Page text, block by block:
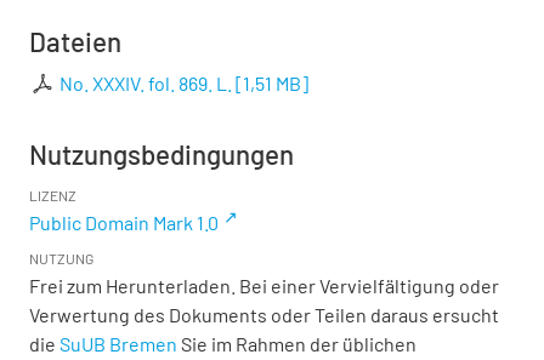
Dateien
No. XXXIV. fol. 869. L. [1,51 MB]
Nutzungsbedingungen
LIZENZ
Public Domain Mark 1.0
NUTZUNG
Frei zum Herunterladen. Bei einer Vervielfältigung oder
Verwertung des Dokuments oder Teilen daraus ersucht
die SuUB Bremen Sie im Rahmen der üblichen